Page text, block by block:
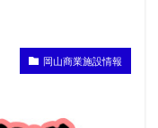
岡山商業施設情報